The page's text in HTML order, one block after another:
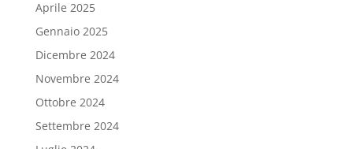
Aprile 2025
Gennaio 2025
Dicembre 2024
Novembre 2024
Ottobre 2024
Settembre 2024